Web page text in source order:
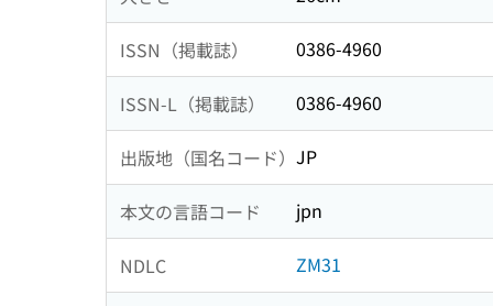
ISSN（掲載誌） 0386-4960
ISSN-L（掲載誌） 0386-4960
出版地（国名コード） JP
本文の言語コード jpn
NDLC ZM31